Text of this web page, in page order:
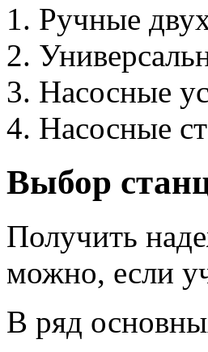
Ручные
Насосные
Насосные
Выбор
Получить
можно, если
В ряд